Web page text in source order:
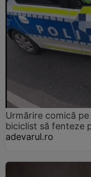
Urmărire comică
biciclist să fenteze
adevarul.ro